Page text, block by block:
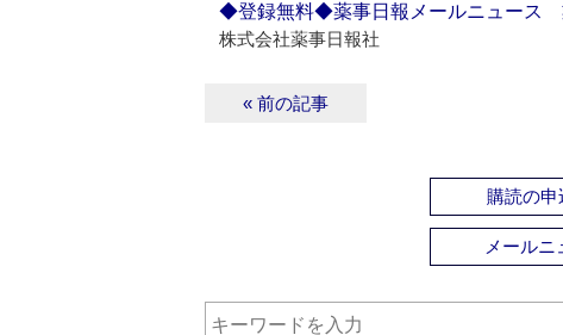
◆登録無料◆薬事日報メールニュース
株式会社薬事日報社
« 前の記事
購読の申
メールニ